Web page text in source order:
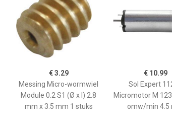
€ 3.29
Messing Micro-wormwiel
Module 0.2 S1 (Ø x l) 2.8
mm x 3.5 mm 1 stuks
€ 10.99
Sol Expert
Micromotor M
omw/min 4.5